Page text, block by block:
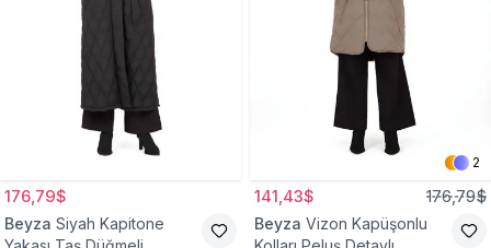
176,79$
Beyza Siyah Kapitone
2
141,43$ 176,79$
Beyza Vizon Kapüşonlu